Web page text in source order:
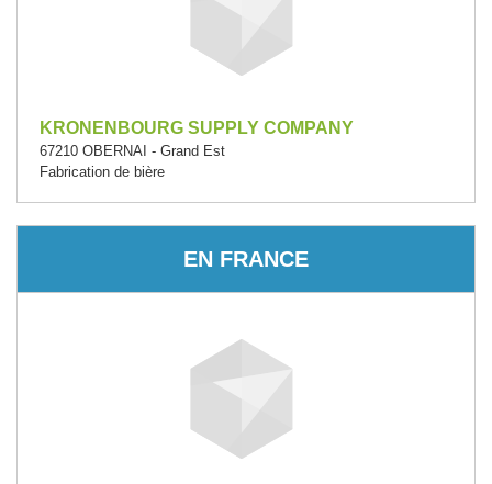
KRONENBOURG SUPPLY COMPANY
67210 OBERNAI - Grand Est
Fabrication de bière
EN FRANCE